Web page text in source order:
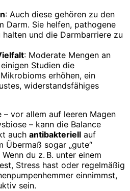
: Auch diese gehören zu den
Darm. Sie helfen, pathogene
halten und die Darmbarriere zu
: Moderate Mengen an
Studien die
erhöhen, ein
widerstandsfähiges
– vor allem auf leeren Magen
– kann die Balance
auch antibakteriell auf
Übermaß sogar „gute“
du z. B. unter einem
Stress hast oder regelmäßig
einnimmst,
sein.